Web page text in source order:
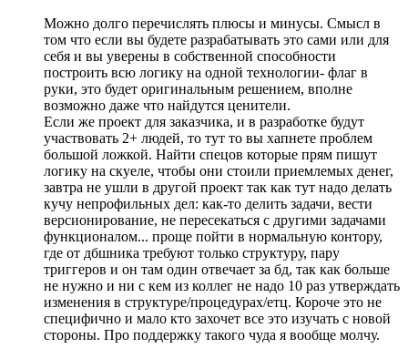
Можно долго перечислять плюсы и минусы. Смысл в
том что если вы будете разрабатывать это сами или для
себя и вы уверены в собственной способности
построить всю логику на одной технологии- флаг в
руки, это будет оригинальным решением, вполне
возможно даже что найдутся ценители.
Если же проект для заказчика, и в разработке будут
участвовать 2+ людей, то тут то вы хапнете проблем
большой ложкой. Найти спецов которые прям пишут
логику на скуеле, чтобы они стоили приемлемых денег,
завтра не ушли в другой проект так как тут надо делать
кучу непрофильных дел: как-то делить задачи, вести
версионирование, не пересекаться с другими задачами
функционалом... проще пойти в нормальную контору,
где от дбшника требуют только структуру, пару
триггеров и он там один отвечает за бд, так как больше
не нужно и ни с кем из коллег не надо 10 раз утверждать
изменения в структуре/процедурах/етц. Короче это не
специфично и мало кто захочет все это изучать с новой
стороны. Про поддержку такого чуда я вообще молчу.